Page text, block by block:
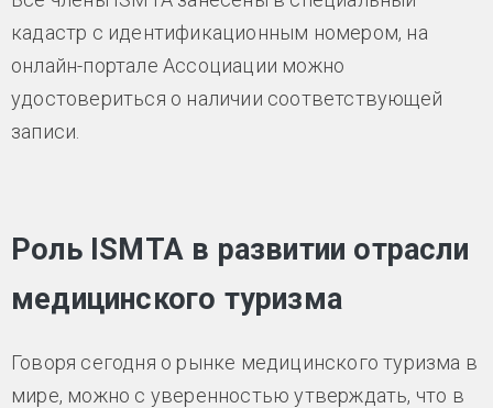
кадастр с идентификационным номером, на
онлайн-портале Ассоциации можно
удостовериться о наличии соответствующей
записи.
Роль ISMTA в развитии отрасли
медицинского туризма
Говоря сегодня о рынке медицинского туризма в
мире, можно с уверенностью утверждать, что в